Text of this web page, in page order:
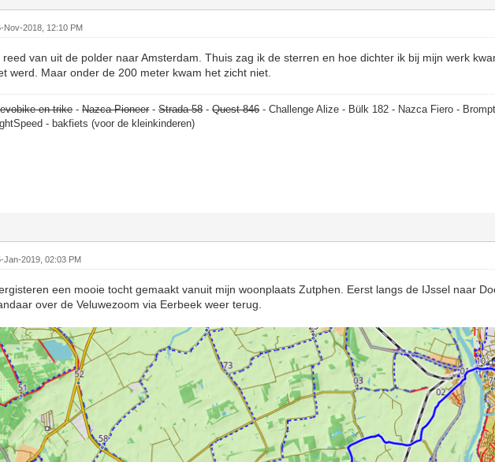
Nov-2018, 12:10 PM
reed van uit de polder naar Amsterdam. Thuis zag ik de sterren en hoe dichter ik bij mijn werk
werd. Maar onder de 200 meter kwam het zicht niet.
en trike-Nazca Pioneer-Strada 58-Quest 846- Challenge Alize - Bülk 182 - Nazca Fiero -
- bakfiets (voor de kleinkinderen)
Jan-2019, 02:03 PM
een mooie tocht gemaakt vanuit mijn woonplaats Zutphen. Eerst langs de IJssel naar
over de Veluwezoom via Eerbeek weer terug.